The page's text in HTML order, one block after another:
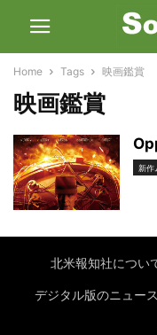
Home Tags 映画鑑賞
映画鑑賞
新作
北米報知社につい
デジタル版のニュー